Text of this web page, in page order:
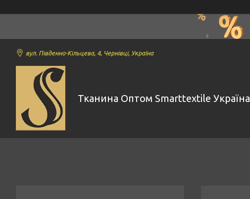
вул. Південно-Кільцева, 4, Чернівці, Україна
Тканина Оптом Smarttextile Україна